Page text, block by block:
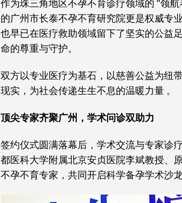
作为珠三角地区不孕不育诊疗领域的 “领
的广州市长泰不孕不育研究院更是权威专
也早已在医疗救助领域留下了坚实的公益
命的尊重与守护。
双方以专业医疗为基石，以慈善公益为纽
现实，为社会传递生生不息的温暖力量 。
顶尖专家齐聚广州，学术问诊双助力
签约仪式圆满落幕后，学术交流与专家诊
都医科大学附属北京安贞医院李斌教授、
不孕不育专家，共同开启科学备孕学术沙龙